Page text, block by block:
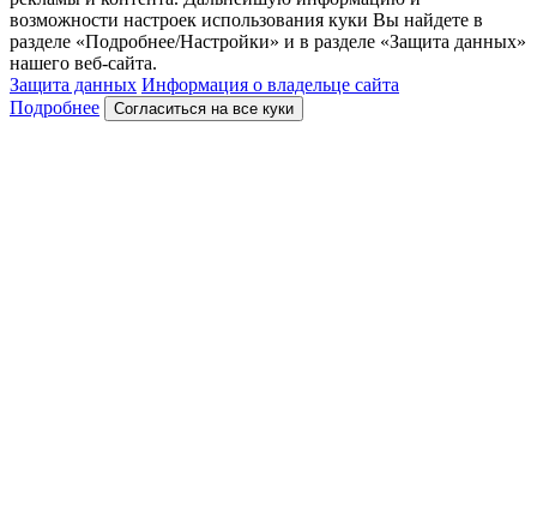
возможности настроек использования куки Вы найдете в
разделе «Подробнее/Настройки» и в разделе «Защита данных»
нашего веб-сайта.
Защита данных Информация о владельце сайта
Подробнее
Согласиться на все куки